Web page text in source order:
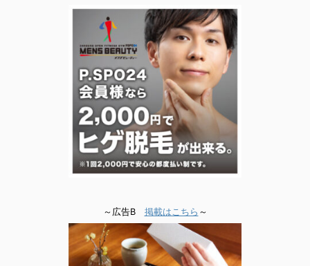
～広告B 掲載はこちら ～